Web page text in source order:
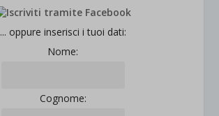
... oppure inserisci i tuoi dati:
Nome:
Cognome: